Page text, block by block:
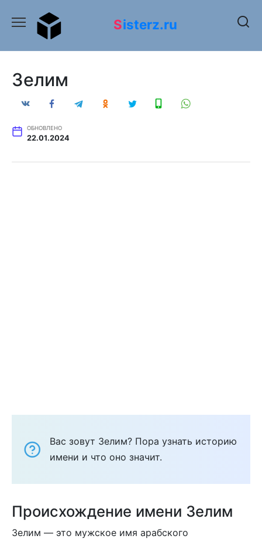
содержанию
Sisterz.ru
Зелим
ОБНОВЛЕНО
22.01.2024
Вас зовут Зелим? Пора узнать историю
имени и что оно значит.
Происхождение имени Зелим
Зелим — это мужское имя арабского